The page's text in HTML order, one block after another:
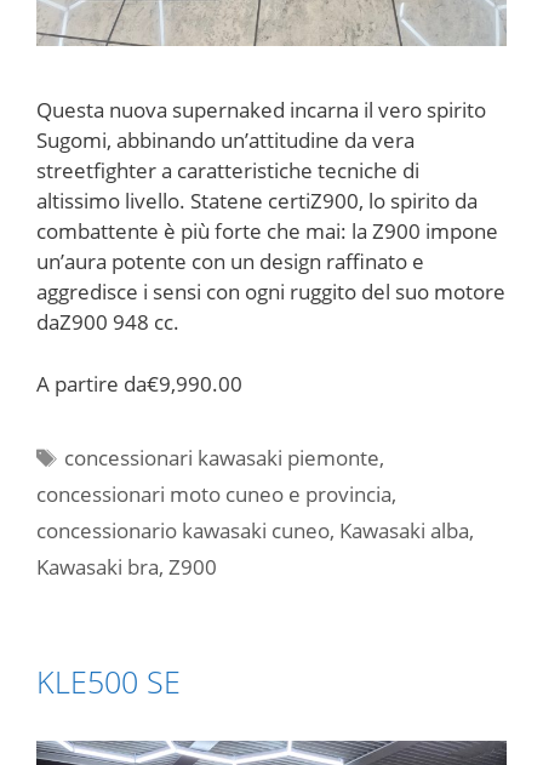
Questa nuova supernaked incarna il vero spirito
Sugomi, abbinando un’attitudine da vera
streetfighter a caratteristiche tecniche di
altissimo livello. Statene certiZ900, lo spirito da
combattente è più forte che mai: la Z900 impone
un’aura potente con un design raffinato e
aggredisce i sensi con ogni ruggito del suo motore
daZ900 948 cc.
A partire da€9,990.00
Tag
concessionari kawasaki piemonte,
concessionari moto cuneo e provincia,
concessionario kawasaki cuneo, Kawasaki alba,
Kawasaki bra, Z900
KLE500 SE